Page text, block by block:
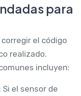
para
el código
realizado.
incluyen:
: Si el sensor de